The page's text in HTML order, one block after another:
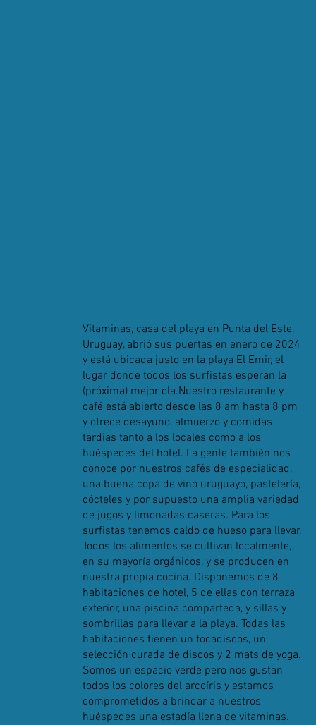
Vitaminas, casa del playa en Punta del Este,
Uruguay, abrió sus puertas en enero de 2024
y está ubicada justo en la playa El Emir, el
lugar donde todos los surfistas esperan la
(próxima) mejor ola.Nuestro restaurante y
café está abierto desde las 8 am hasta 8 pm
y ofrece desayuno, almuerzo y comidas
tardias tanto a los locales como a los
huéspedes del hotel. La gente también nos
conoce por nuestros cafés de especialidad,
una buena copa de vino uruguayo, pastelería,
cócteles y por supuesto una amplia variedad
de jugos y limonadas caseras. Para los
surfistas tenemos caldo de hueso para llevar.
Todos los alimentos se cultivan localmente,
en su mayoría orgánicos, y se producen en
nuestra propia cocina. Disponemos de 8
habitaciones de hotel, 5 de ellas con terraza
exterior, una piscina comparteda, y sillas y
sombrillas para llevar a la playa. Todas las
habitaciones tienen un tocadiscos, un
selección curada de discos y 2 mats de yoga.
Somos un espacio verde pero nos gustan
todos los colores del arcoíris y estamos
comprometidos a brindar a nuestros
huéspedes una estadía llena de vitaminas.